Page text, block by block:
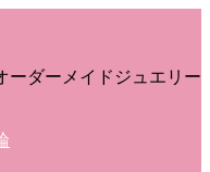
ーダーメイドジュエリー